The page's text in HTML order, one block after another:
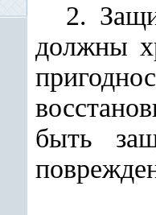
2.
должны
быть